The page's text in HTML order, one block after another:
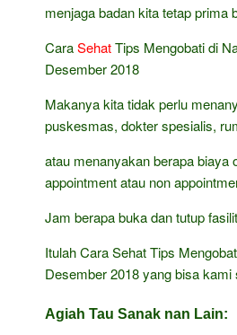
menjaga badan kita tetap prima
CaraSehatTips Mengobati di
Desember 2018
Makanya kita tidak perlu
puskesmas, dokter spesialis,
atau menanyakan berapa biaya
appointment atau non
Jam berapa buka dan tutup
Itulah Cara Sehat Tips
Desember 2018 yang bisa
Agiah Tau Sanak nan Lain: